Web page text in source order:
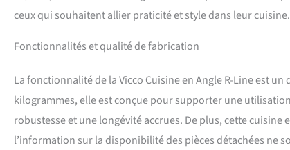
ceux qui souhaitent allier praticité et style dans leur cuisine.
Fonctionnalités et qualité de fabrication
La fonctionnalité de la Vicco Cuisine en Angle R-Line est
kilogrammes, elle est conçue pour supporter une
robustesse et une longévité accrues. De plus, cette
l’information sur la disponibilité des pièces détachées ne